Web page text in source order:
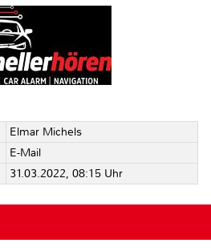
Elmar Michels
E-Mail
31.03.2022, 08:15 Uhr